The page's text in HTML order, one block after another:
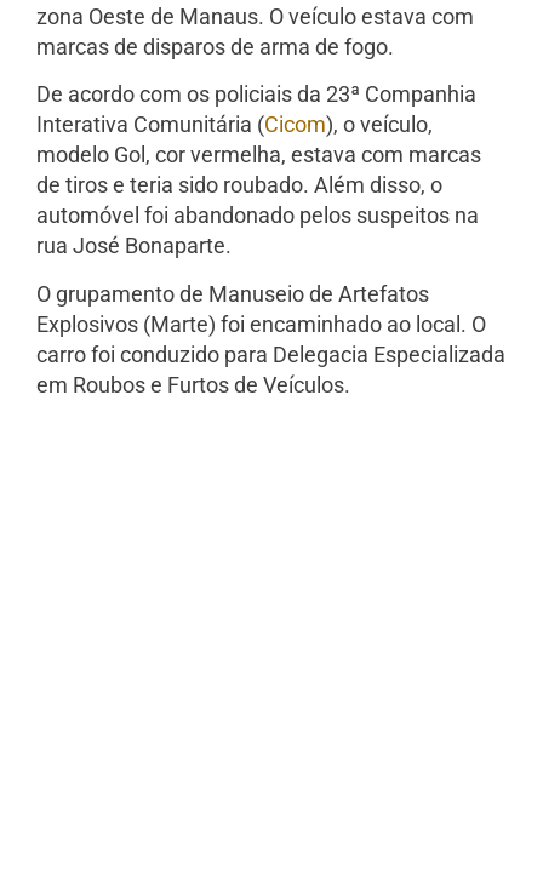
zona Oeste de Manaus. O veículo estava com
marcas de disparos de arma de fogo.
De acordo com os policiais da 23ª Companhia
Interativa Comunitária (Cicom), o veículo,
modelo Gol, cor vermelha, estava com marcas
de tiros e teria sido roubado. Além disso, o
automóvel foi abandonado pelos suspeitos na
rua José Bonaparte.
O grupamento de Manuseio de Artefatos
Explosivos (Marte) foi encaminhado ao local. O
carro foi conduzido para Delegacia Especializada
em Roubos e Furtos de Veículos.